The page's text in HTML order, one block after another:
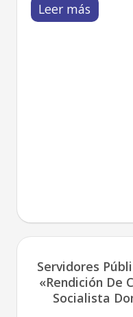
Leer más
Servidores
«Rendición De
Socialista